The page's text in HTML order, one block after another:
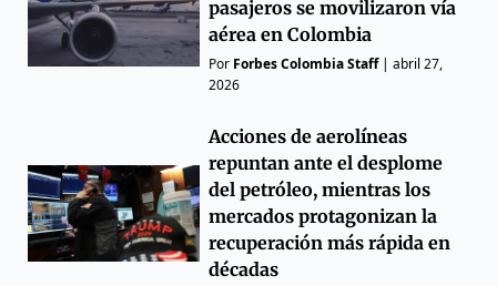
pasajeros se movilizaron vía
aérea en Colombia
Por Forbes Colombia Staff|abril 27,
2026
Acciones de aerolíneas
repuntan ante el desplome
del petróleo, mientras los
mercados protagonizan la
recuperación más rápida en
décadas